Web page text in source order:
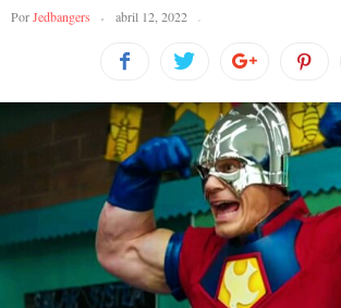
PorJedbangers abril 12, 2022